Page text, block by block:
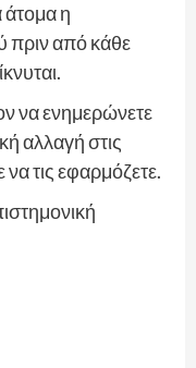
άτομα η
πριν από κάθε
να ενημερώνετε
αλλαγή στις
τις εφαρμόζετε.